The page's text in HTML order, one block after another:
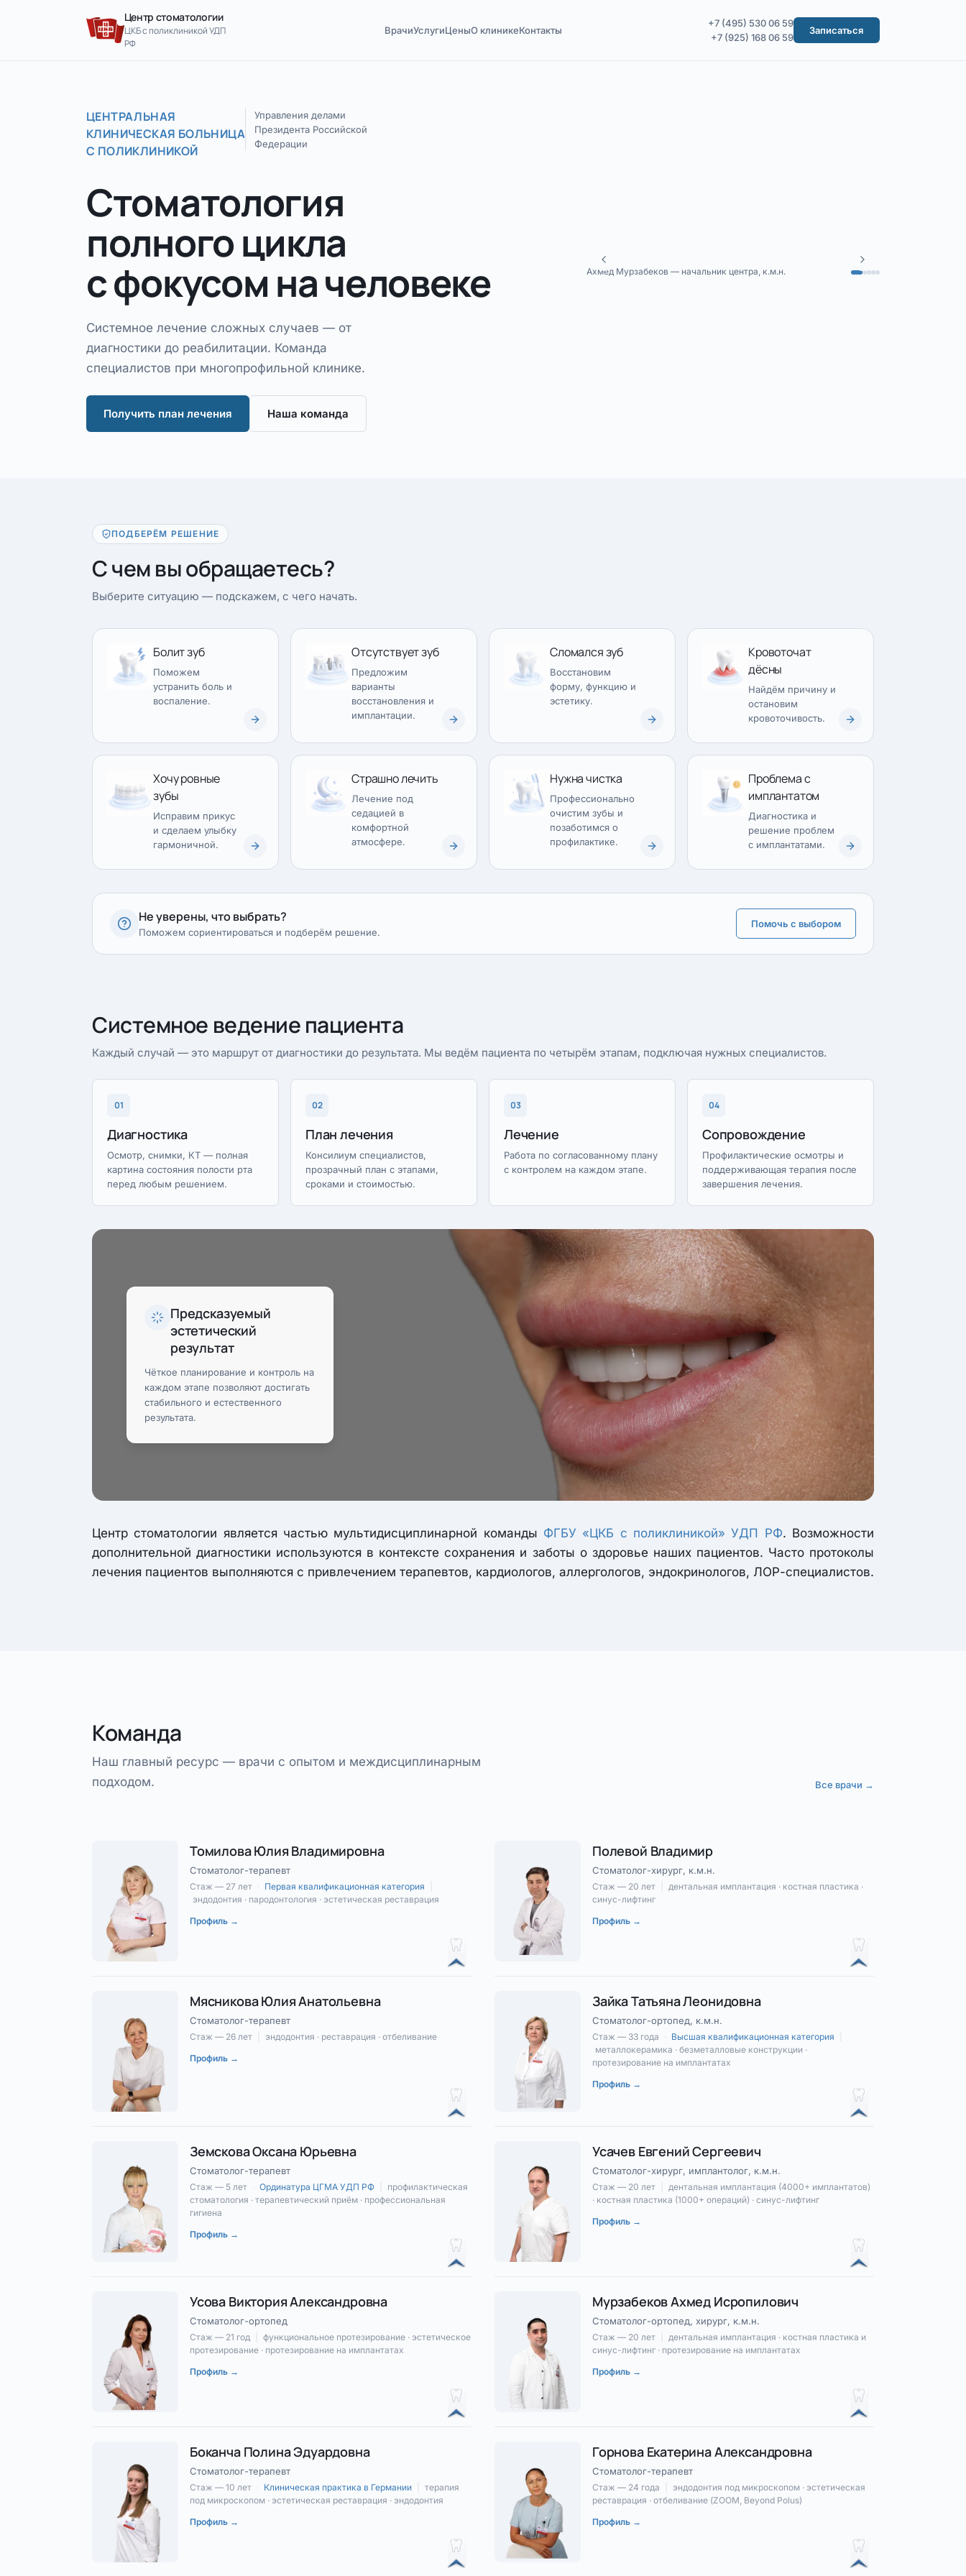
Центр стоматологии
ЦКБ с поликлиникой УДП
РФ
ВрачиУслугиЦеныО клиникеКонтакты
+7 (495) 530 06 59
+7 (925) 168 06 59
Записаться
ЦЕНТРАЛЬНАЯ
КЛИНИЧЕСКАЯ БОЛЬНИЦА
С ПОЛИКЛИНИКОЙ
Управления делами
Президента Российской
Федерации
Стоматология
полного цикла
с фокусом на человеке
Системное лечение сложных случаев — от
диагностики до реабилитации. Команда
специалистов при многопрофильной клинике.
Получить план лечения Наша команда
Ахмед Мурзабеков — начальник центра, к.м.н.
ПОДБЕРЁМ РЕШЕНИЕ
С чем вы обращаетесь?
Выберите ситуацию — подскажем, с чего начать.
Болит зуб
Поможем
устранить боль и
воспаление.
Отсутствует зуб
Предложим
варианты
восстановления и
имплантации.
Сломался зуб
Восстановим
форму, функцию и
эстетику.
Кровоточат
дёсны
Найдём причину и
остановим
кровоточивость.
Хочу ровные
зубы
Исправим прикус
и сделаем улыбку
гармоничной.
Страшно лечить
Лечение под
седацией в
комфортной
атмосфере.
Нужна чистка
Профессионально
очистим зубы и
позаботимся о
профилактике.
Проблема с
имплантатом
Диагностика и
решение проблем
с имплантатами.
Не уверены, что выбрать?
Поможем сориентироваться и подберём решение.
Помочь с выбором
Системное ведение пациента
Каждый случай — это маршрут от диагностики до результата. Мы ведём пациента по четырём этапам, подключая нужных специалистов.
01
Диагностика
Осмотр, снимки, КТ — полная
картина состояния полости рта
перед любым решением.
02
План лечения
Консилиум специалистов,
прозрачный план с этапами,
сроками и стоимостью.
03
Лечение
Работа по согласованному плану
с контролем на каждом этапе.
04
Сопровождение
Профилактические осмотры и
поддерживающая терапия после
завершения лечения.
Предсказуемый
эстетический
результат
Чёткое планирование и контроль на
каждом этапе позволяют достигать
стабильного и естественного
результата.
Центр стоматологии является частью мультидисциплинарной команды ФГБУ «ЦКБ с поликлиникой» УДП РФ. Возможности
дополнительной диагностики используются в контексте сохранения и заботы о здоровье наших пациентов. Часто протоколы
лечения пациентов выполняются с привлечением терапевтов, кардиологов, аллергологов, эндокринологов, ЛОР-специалистов.
Команда
Наш главный ресурс — врачи с опытом и междисциплинарным
подходом.
Все врачи →
Томилова Юлия Владимировна
Стоматолог-терапевт
Стаж — 27 лет · Первая квалификационная категория
эндодонтия · пародонтология · эстетическая реставрация
Профиль →
Полевой Владимир
Стоматолог-хирург, к.м.н.
Стаж — 20 лет
дентальная имплантация · костная пластика ·
синус-лифтинг
Профиль →
Мясникова Юлия Анатольевна
Стоматолог-терапевт
Стаж — 26 лет
эндодонтия · реставрация · отбеливание
Профиль →
Зайка Татьяна Леонидовна
Стоматолог-ортопед, к.м.н.
Стаж — 33 года · Высшая квалификационная категория
металлокерамика · безметалловые конструкции ·
протезирование на имплантатах
Профиль →
Земскова Оксана Юрьевна
Стоматолог-терапевт
Стаж — 5 лет · Ординатура ЦГМА УДП РФ
профилактическая
стоматология · терапевтический приём · профессиональная
гигиена
Профиль →
Усачев Евгений Сергеевич
Стоматолог-хирург, имплантолог, к.м.н.
Стаж — 20 лет
дентальная имплантация (4000+ имплантатов)
· костная пластика (1000+ операций) · синус-лифтинг
Профиль →
Усова Виктория Александровна
Стоматолог-ортопед
Стаж — 21 год
функциональное протезирование · эстетическое
протезирование · протезирование на имплантатах
Профиль →
Мурзабеков Ахмед Исропилович
Стоматолог-ортопед, хирург, к.м.н.
Стаж — 20 лет
дентальная имплантация · костная пластика и
синус-лифтинг · протезирование на имплантатах
Профиль →
Боканча Полина Эдуардовна
Стоматолог-терапевт
Стаж — 10 лет · Клиническая практика в Германии
терапия
под микроскопом · эстетическая реставрация · эндодонтия
Профиль →
Горнова Екатерина Александровна
Стоматолог-терапевт
Стаж — 24 года
эндодонтия под микроскопом · эстетическая
реставрация · отбеливание (ZOOM, Beyond Polus)
Профиль →